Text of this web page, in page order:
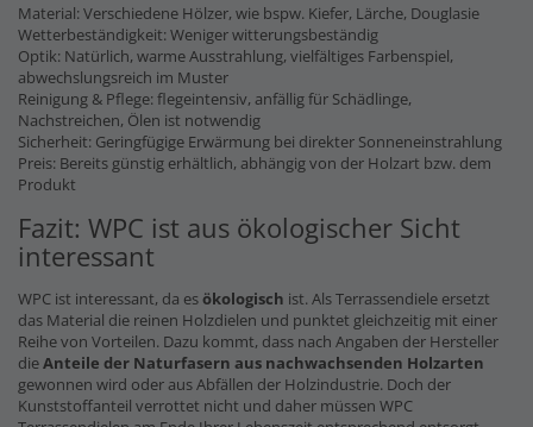
Material: Verschiedene Hölzer, wie bspw. Kiefer, Lärche, Douglasie
Wetterbeständigkeit: Weniger witterungsbeständig
Optik: Natürlich, warme Ausstrahlung, vielfältiges Farbenspiel,
abwechslungsreich im Muster
Reinigung & Pflege: flegeintensiv, anfällig für Schädlinge,
Nachstreichen, Ölen ist notwendig
Sicherheit: Geringfügige Erwärmung bei direkter Sonneneinstrahlung
Preis: Bereits günstig erhältlich, abhängig von der Holzart bzw. dem
Produkt
Fazit: WPC ist aus ökologischer Sicht
interessant
WPC ist interessant, da esökologisch ist. Als Terrassendiele ersetzt
das Material die reinen Holzdielen und punktet gleichzeitig mit einer
Reihe von Vorteilen. Dazu kommt, dass nach Angaben der Hersteller
dieAnteile der Naturfasern aus nachwachsenden Holzarten
gewonnen wird oder aus Abfällen der Holzindustrie. Doch der
Kunststoffanteil verrottet nicht und daher müssen WPC